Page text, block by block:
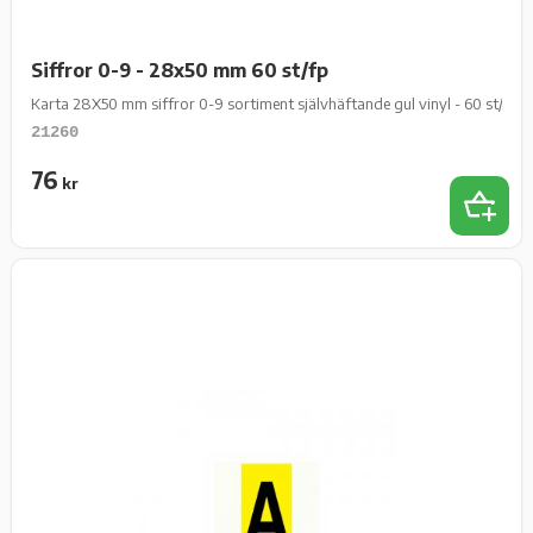
Siffror 0-9 - 28x50 mm 60 st/fp
Karta 28X50 mm siffror 0-9 sortiment självhäftande gul vinyl - 60 st/fp
21260
76 kr